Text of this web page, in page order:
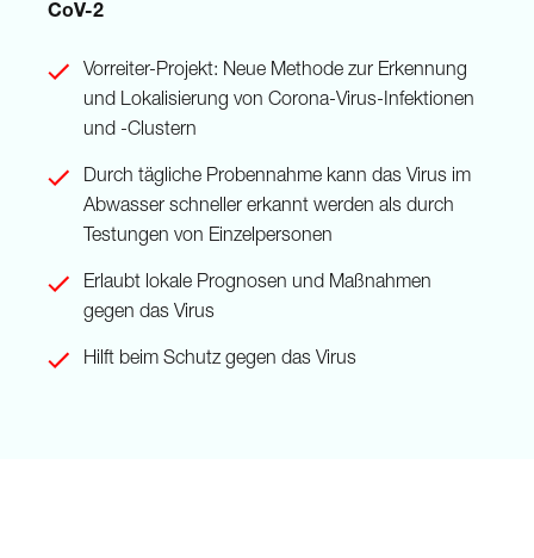
CoV-2
Vorreiter-Projekt: Neue Methode zur Erkennung
und Lokalisierung von Corona-Virus-Infektionen
und -Clustern
Durch tägliche Probennahme kann das Virus im
Abwasser schneller erkannt werden als durch
Testungen von Einzelpersonen
Erlaubt lokale Prognosen und Maßnahmen
gegen das Virus
Hilft beim Schutz gegen das Virus